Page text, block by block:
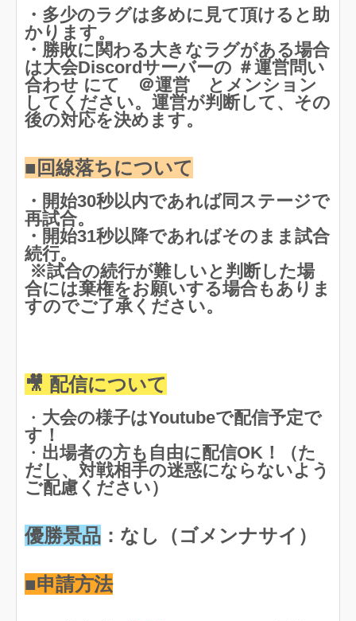
・多少のラグは多めに見て頂けると助
かります。
・勝敗に関わる大きなラグがある場合
は大会Discordサーバーの ＃運営問い
合わせ にて ＠運営 とメンション
してください。運営が判断して、その
後の対応を決めます。
■回線落ちについて
・開始30秒以内であれば同ステージで
再試合。
・開始31秒以降であればそのまま試合
続行。
※試合の続行が難しいと判断した場
合には棄権をお願いする場合もありま
すのでご了承ください。
🎥 配信について
・ 大会の様子はYoutubeで配信予定で
す！
・ 出場者の方も自由に配信OK！（た
だし、対戦相手の迷惑にならないよう
ご配慮ください）
優勝景品 ：なし（ゴメンナサイ）
■申請方法